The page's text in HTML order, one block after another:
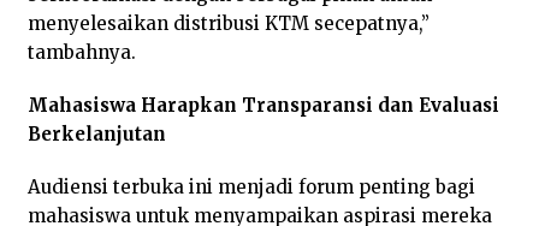
menyelesaikan distribusi KTM secepatnya,”
tambahnya.
Mahasiswa Harapkan Transparansi dan Evaluasi
Berkelanjutan
Audiensi terbuka ini menjadi forum penting bagi
mahasiswa untuk menyampaikan aspirasi mereka